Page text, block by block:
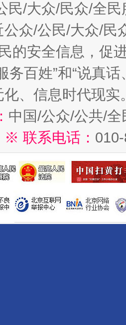
民/大众/民众/全
公众/公民/大众/民
的安全信息，促
务百姓”和“说真
化、信息时代现实
中国/公众/公共/
※ 联系电话：